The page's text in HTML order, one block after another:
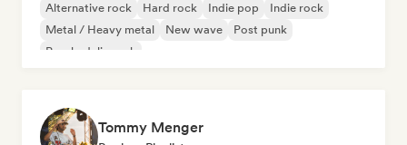
Alternative rock Hard rock Indie pop
Indie rock
Metal / Heavy metal
New wave
Post punk
Psychedelic rock
Tommy Menger